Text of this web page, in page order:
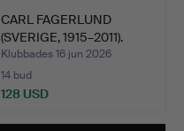
CARL FAGERLUND
(SVERIGE, 1915–2011).
Takla…
Klubbades 16 jun 2026
14 bud
128 USD